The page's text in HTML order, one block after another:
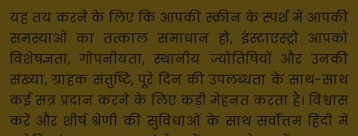
यह तय करने के लिए कि आपकी स्क्रीन के स्पर्श में आपकी
समस्याओं का तत्काल समाधान हो, इंस्टाएस्ट्रो आपको
विशेषज्ञता, गोपनीयता, स्थानीय ज्योतिषियों और उनकी
संख्या, ग्राहक संतुष्टि, पूरे दिन की उपलब्धता के साथ-साथ
कई सत्र प्रदान करने के लिए कड़ी मेहनत करता है। विश्वास
करें और शीर्ष श्रेणी की सुविधाओं के साथ सर्वोत्तम हिंदी में